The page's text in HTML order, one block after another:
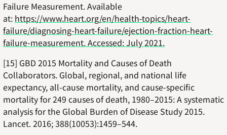
Failure Measurement. Available
at: https://www.heart.org/en/health-topics/heart-
failure/diagnosing-heart-failure/ejection-fraction-heart-
failure-measurement. Accessed: July 2021.
[15] GBD 2015 Mortality and Causes of Death
Collaborators. Global, regional, and national life
expectancy, all-cause mortality, and cause-specific
mortality for 249 causes of death, 1980–2015: A systematic
analysis for the Global Burden of Disease Study 2015.
Lancet. 2016; 388(10053):1459–544.